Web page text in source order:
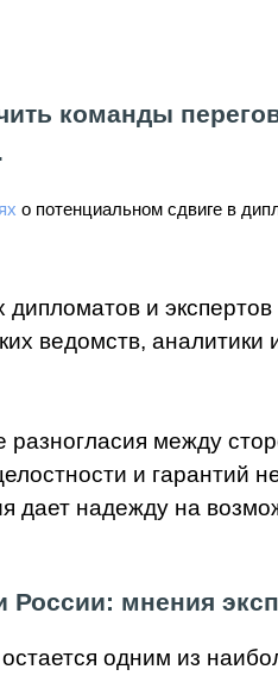
команды
о потенциальном сдвиге в
и
ведомств,
разногласия между
и гарантий
надежду на
мнения
остается одним из